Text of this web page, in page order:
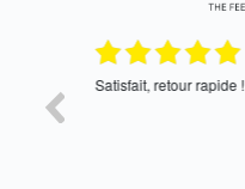
Satisfait, retour rapide !